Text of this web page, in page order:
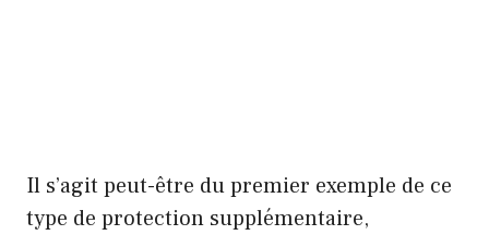
Il s’agit peut-être du premier exemple de ce
type de protection supplémentaire,